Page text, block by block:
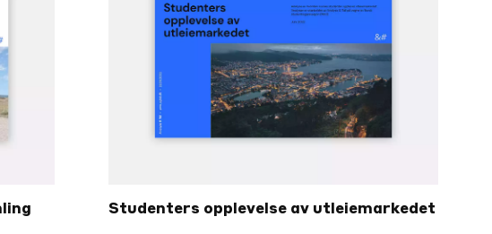
Studenters opplevelse av utleiemarkedet